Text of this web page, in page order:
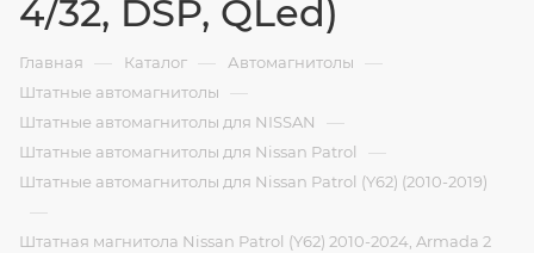
4/32, DSP, QLed)
Главная — Каталог — Автомагнитолы —
Штатные автомагнитолы —
Штатные автомагнитолы для NISSAN —
Штатные автомагнитолы для Nissan Patrol —
Штатные автомагнитолы для Nissan Patrol (Y62) (2010-2019)
—
Штатная магнитола Nissan Patrol (Y62) 2010-2024, Armada 2